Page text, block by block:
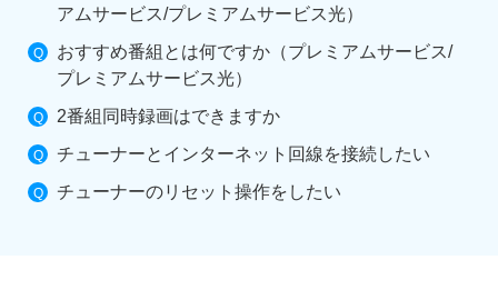
アムサービス/プレミアムサービス光）
おすすめ番組とは何ですか（プレミアムサービス/
プレミアムサービス光）
2番組同時録画はできますか
チューナーとインターネット回線を接続したい
チューナーのリセット操作をしたい